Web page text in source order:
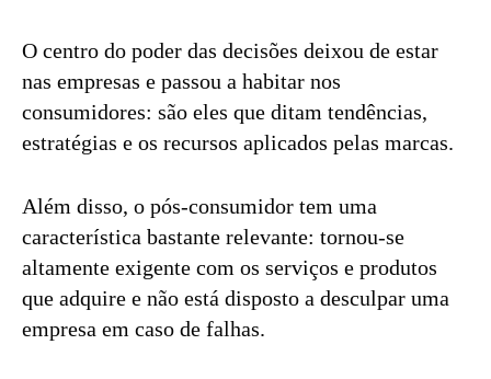
O centro do poder das decisões deixou de estar
nas empresas e passou a habitar nos
consumidores: são eles que ditam tendências,
estratégias e os recursos aplicados pelas marcas.
Além disso, o pós-consumidor tem uma
característica bastante relevante: tornou-se
altamente exigente com os serviços e produtos
que adquire e não está disposto a desculpar uma
empresa em caso de falhas.